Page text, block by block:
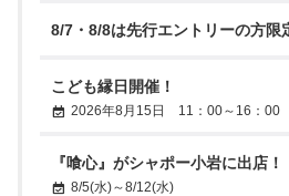
8/7・8/8は先行エントリーの方限
こども縁日開催！
2026年8月15日 11：00～16：00
『喰心』がシャポー小岩に出店！
8/5(水)～8/12(水)